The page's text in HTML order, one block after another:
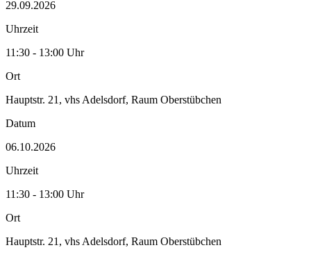
29.09.2026
Uhrzeit
11:30 - 13:00 Uhr
Ort
Hauptstr. 21, vhs Adelsdorf, Raum Oberstübchen
Datum
06.10.2026
Uhrzeit
11:30 - 13:00 Uhr
Ort
Hauptstr. 21, vhs Adelsdorf, Raum Oberstübchen